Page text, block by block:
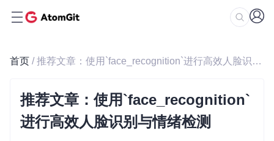
首页 / 推荐文章：使用`face_recognition`进行高效人脸识别与情绪检测
推荐文章：使用`face_recognition`
进行高效人脸识别与情绪检测